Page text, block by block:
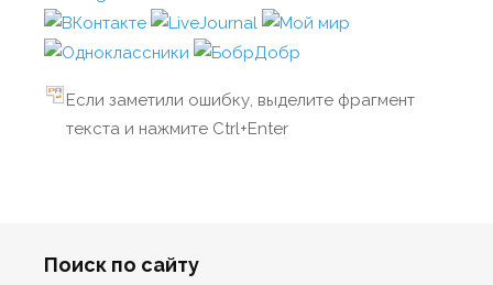
Если заметили ошибку, выделите фрагмент
текста и нажмите Ctrl+Enter
Поиск по сайту